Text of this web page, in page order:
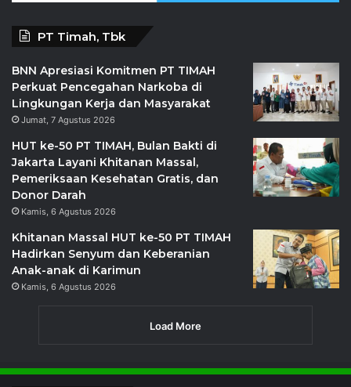
PT Timah, Tbk
BNN Apresiasi Komitmen PT TIMAH
Perkuat Pencegahan Narkoba di
Lingkungan Kerja dan Masyarakat
Jumat, 7 Agustus 2026
HUT ke-50 PT TIMAH, Bulan Bakti di
Jakarta Layani Khitanan Massal,
Pemeriksaan Kesehatan Gratis, dan
Donor Darah
Kamis, 6 Agustus 2026
Khitanan Massal HUT ke-50 PT TIMAH
Hadirkan Senyum dan Keberanian
Anak-anak di Karimun
Kamis, 6 Agustus 2026
Load More